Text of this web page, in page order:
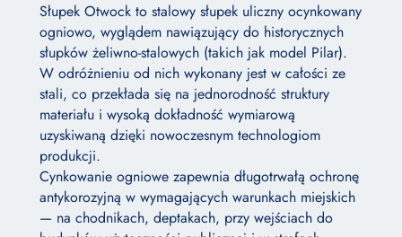
Słupek Otwock to stalowy słupek uliczny ocynkowany
ogniowo, wyglądem nawiązujący do historycznych
słupków żeliwno-stalowych (takich jak model Pilar).
W odróżnieniu od nich wykonany jest w całości ze
stali, co przekłada się na jednorodność struktury
materiału i wysoką dokładność wymiarową
uzyskiwaną dzięki nowoczesnym technologiom
produkcji.
Cynkowanie ogniowe zapewnia długotrwałą ochronę
antykorozyjną w wymagających warunkach miejskich
— na chodnikach, deptakach, przy wejściach do